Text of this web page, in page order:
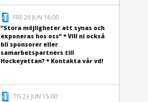
FRE 26 JUN 16:00
”Stora möjligheter att synas och
exponeras hos oss” * Vill ni också
bli sponsorer eller
samarbetspartners till
Hockeyettan? * Kontakta vår vd!
TIS 23 JUN 15:00